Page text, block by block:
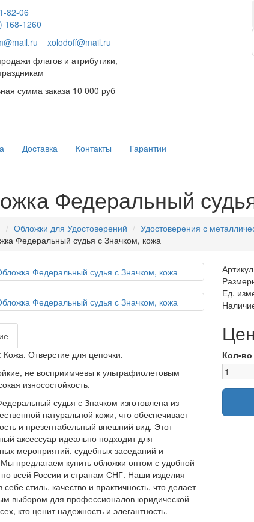
82-06
168-1260
xolodoff@mail.ru
флагов и атрибутики,
сумма заказа 10 000 руб
Доставка Контакты Гарантии
Федеральный
Обложки для Удостоверений
Удостоверения с
Федеральный судья с Значком, кожа
Отверстие для цепочки.
не восприимчевы к ультрафиолетовым
износостойкость.
судья с Значком изготовлена из
натуральной кожи, что обеспечивает
и презентабельный внешний вид. Этот
аксессуар идеально подходит для
мероприятий, судебных заседаний и
предлагаем купить обложки оптом с удобной
по всей России и странам СНГ. Наши изделия
себе стиль, качество и практичность, что делает
выбором для профессионалов юридической
кто ценит надежность и элегантность.
Ед.
Кол-во